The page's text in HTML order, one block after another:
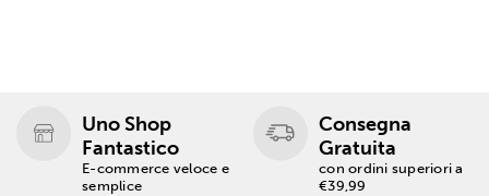
Uno Shop
Fantastico
E-commerce veloce e
semplice
Consegna
Gratuita
con ordini superiori a
€39,99